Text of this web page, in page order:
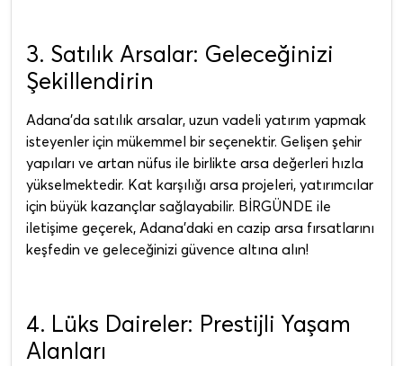
3. Satılık Arsalar: Geleceğinizi
Şekillendirin
Adana'da satılık arsalar, uzun vadeli yatırım yapmak
isteyenler için mükemmel bir seçenektir. Gelişen şehir
yapıları ve artan nüfus ile birlikte arsa değerleri hızla
yükselmektedir. Kat karşılığı arsa projeleri, yatırımcılar
için büyük kazançlar sağlayabilir. BİRGÜNDE ile
iletişime geçerek, Adana'daki en cazip arsa fırsatlarını
keşfedin ve geleceğinizi güvence altına alın!
4. Lüks Daireler: Prestijli Yaşam
Alanları